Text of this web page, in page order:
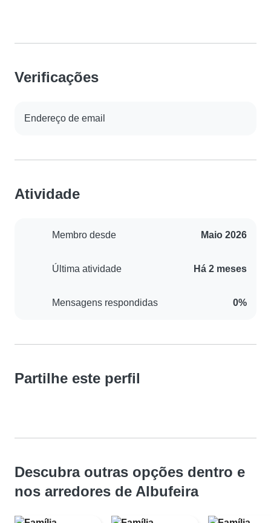
Verificações
Endereço de email
Atividade
Membro desde Maio 2026
Última atividade Há 2 meses
Mensagens respondidas 0%
Partilhe este perfil
Descubra outras opções dentro e
nos arredores de Albufeira